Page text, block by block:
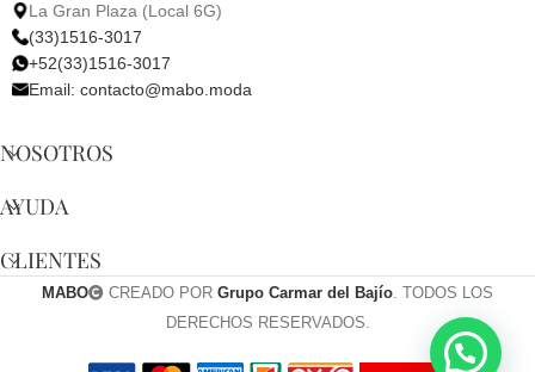
La Gran Plaza (Local 6G)
(33)1516-3017
+52(33)1516-3017
Email: contacto@mabo.moda
NOSOTROS
AYUDA
CLIENTES
MABO CREADO POR Grupo Carmar del Bajío. TODOS LOS
DERECHOS RESERVADOS.